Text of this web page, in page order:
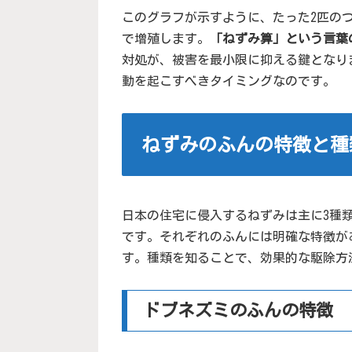
このグラフが示すように、たった2匹の
で増殖します。
「ねずみ算」という言葉
対処が、被害を最小限に抑える鍵とな
動を起こすべきタイミングなのです。
ねずみのふんの特徴と
日本の住宅に侵入するねずみは主に3種
です。それぞれのふんには明確な特徴
す。種類を知ることで、効果的な駆除
ドブネズミのふんの特徴